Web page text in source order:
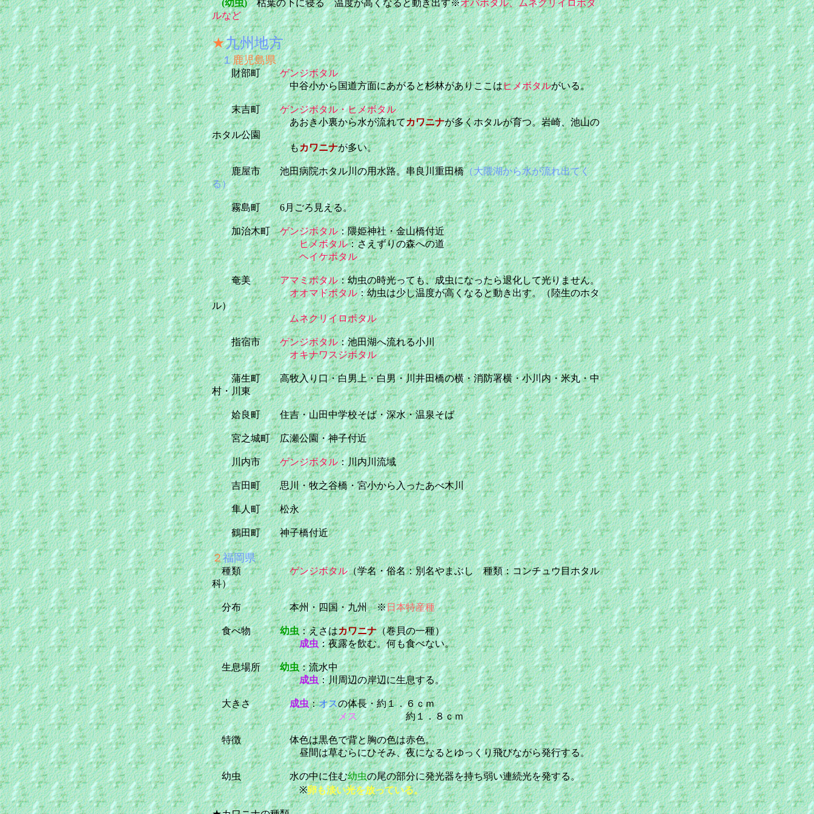
(幼虫) 枯葉の下に寝る 温度が高くなると動き出す※オバボタル、ムネクリイロボタ
ルなど
★九州地方
１鹿児島県
財部町ゲンジボタル
中谷小から国道方面にあがると杉林がありここはヒメボタルがいる。
末吉町ゲンジボタル・ヒメボタル
あおき小裏から水が流れてカワニナが多くホタルが育つ。岩崎、池山の
ホタル公園
もカワニナが多い。
鹿屋市 池田病院ホタル川の用水路。串良川重田橋（大隈湖から水が流れ出てく
る）
霧島町 6月ごろ見える。
加治木町ゲンジボタル：隈姫神社・金山橋付近
ヒメボタル：さえずりの森への道
ヘイケボタル
奄美アマミボタル：幼虫の時光っても、成虫になったら退化して光りません。
オオマドボタル：幼虫は少し温度が高くなると動き出す。（陸生のホタ
ル）
ムネクリイロボタル
指宿市ゲンジボタル：池田湖へ流れる小川
オキナワスジボタル
蒲生町 高牧入り口・白男上・白男・川井田橋の横・消防署横・小川内・米丸・中
村・川東
姶良町 住吉・山田中学校そば・深水・温泉そば
宮之城町 広瀬公園・神子付近
川内市ゲンジボタル：川内川流域
吉田町 思川・牧之谷橋・宮小から入ったあべ木川
隼人町 松永
鶴田町 神子橋付近
２福岡県
種類ゲンジボタル（学名・俗名：別名やまぶし 種類：コンチュウ目ホタル
科）
分布 本州・四国・九州 ※日本特産種
食べ物幼虫：えさはカワニナ（巻貝の一種）
成虫：夜露を飲む。何も食べない。
生息場所幼虫：流水中
成虫：川周辺の岸辺に生息する。
大きさ成虫：オスの体長・約１．６ｃｍ
メス約１．８ｃｍ
特徴 体色は黒色で背と胸の色は赤色。
昼間は草むらにひそみ、夜になるとゆっくり飛びながら発行する。
幼虫 水の中に住む幼虫の尾の部分に発光器を持ち弱い連続光を発する。
※卵も淡い光を放っている。